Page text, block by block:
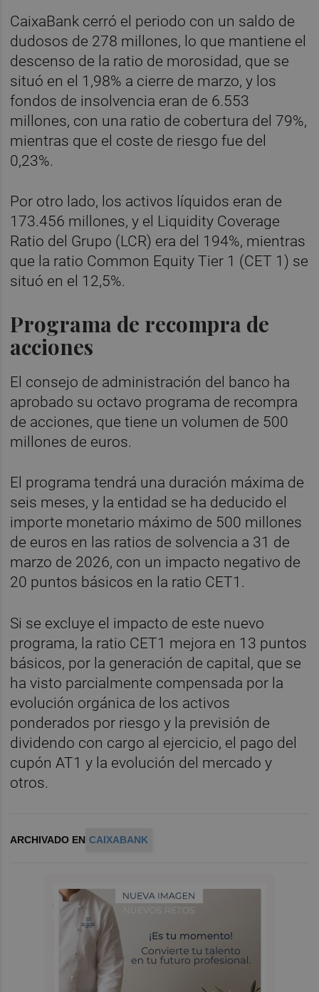
CaixaBank cerró el periodo con un saldo de
dudosos de 278 millones, lo que mantiene el
descenso de la ratio de morosidad, que se
situó en el 1,98% a cierre de marzo, y los
fondos de insolvencia eran de 6.553
millones, con una ratio de cobertura del 79%,
mientras que el coste de riesgo fue del
0,23%.
Por otro lado, los activos líquidos eran de
173.456 millones, y el Liquidity Coverage
Ratio del Grupo (LCR) era del 194%, mientras
que la ratio Common Equity Tier 1 (CET 1) se
situó en el 12,5%.
Programa de recompra de
acciones
El consejo de administración del banco ha
aprobado su octavo programa de recompra
de acciones, que tiene un volumen de 500
millones de euros.
El programa tendrá una duración máxima de
seis meses, y la entidad se ha deducido el
importe monetario máximo de 500 millones
de euros en las ratios de solvencia a 31 de
marzo de 2026, con un impacto negativo de
20 puntos básicos en la ratio CET1.
Si se excluye el impacto de este nuevo
programa, la ratio CET1 mejora en 13 puntos
básicos, por la generación de capital, que se
ha visto parcialmente compensada por la
evolución orgánica de los activos
ponderados por riesgo y la previsión de
dividendo con cargo al ejercicio, el pago del
cupón AT1 y la evolución del mercado y
otros.
ARCHIVADO EN CAIXABANK